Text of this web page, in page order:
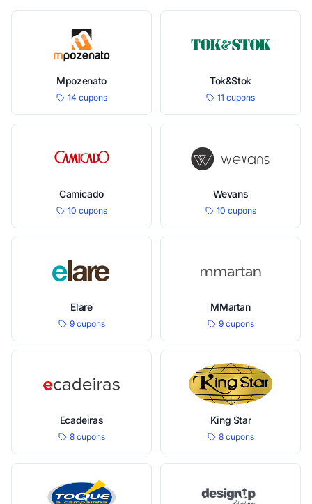
Mpozenato
14 cupons
Tok&Stok
11 cupons
Camicado
10 cupons
Wevans
10 cupons
Elare
9 cupons
MMartan
9 cupons
Ecadeiras
8 cupons
King Star
8 cupons